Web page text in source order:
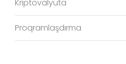
Kriptovalyuta
Proqramlaşdırma